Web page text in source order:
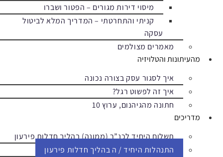
מיסוי דירות מגורים – הפטור ושברו
קניתי והתחרטתי – המדריך המלא לביטול
עסקה
מאמרים מצולמים
מהעיתונות והטלויזיה
איך לסגור עסק בצורה נכונה
איך זה לפשוט רגל?
חתונה מהגיהנום, ערוץ 10
מדריכים
תשלום היחיד לכנ”ר (ממונה) בהליך חדלות פירעון
התנהלות היחיד / ה בהליך חדלות פירעון